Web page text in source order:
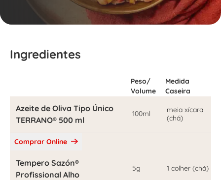
Ingredientes
Peso/
Volume
Medida
Caseira
Azeite de Oliva Tipo Único
TERRANO® 500 ml
100ml
meia xícara
(chá)
Comprar Online
Tempero Sazón®
Profissional Alho
5g 1 colher (chá)